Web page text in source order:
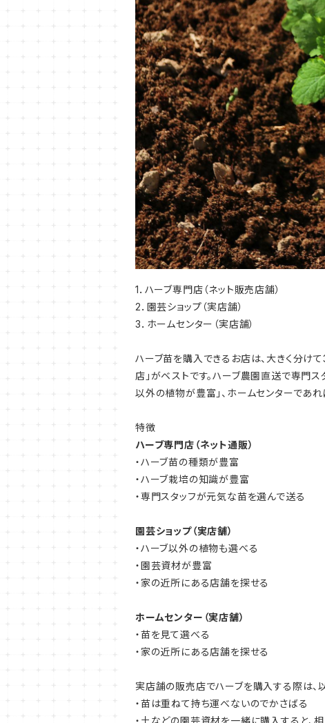
1．ハーブ専門店（ネット販売店舗）
2．園芸ショップ（実店舗）
3．ホームセンター（実店舗）
ハーブ苗を購入できるお店は、大きく分け
店」がベストです。ハーブ農園直送で専門
以外の植物が豊富」、ホームセンターであ
特徴
ハーブ専門店（ネット通販）
・ハーブ苗の種類が豊富
・ハーブ栽培の知識が豊富
・専門スタッフが元気な苗を選んで送る
園芸ショップ（実店舗）
・ハーブ以外の植物も選べる
・園芸資材が豊富
・家の近所にある店舗を探せる
ホームセンター（実店舗）
・苗を見て選べる
・家の近所にある店舗を探せる
実店舗の販売店でハーブを購入する際は、
・苗は重ねて持ち運べないのでかさばる